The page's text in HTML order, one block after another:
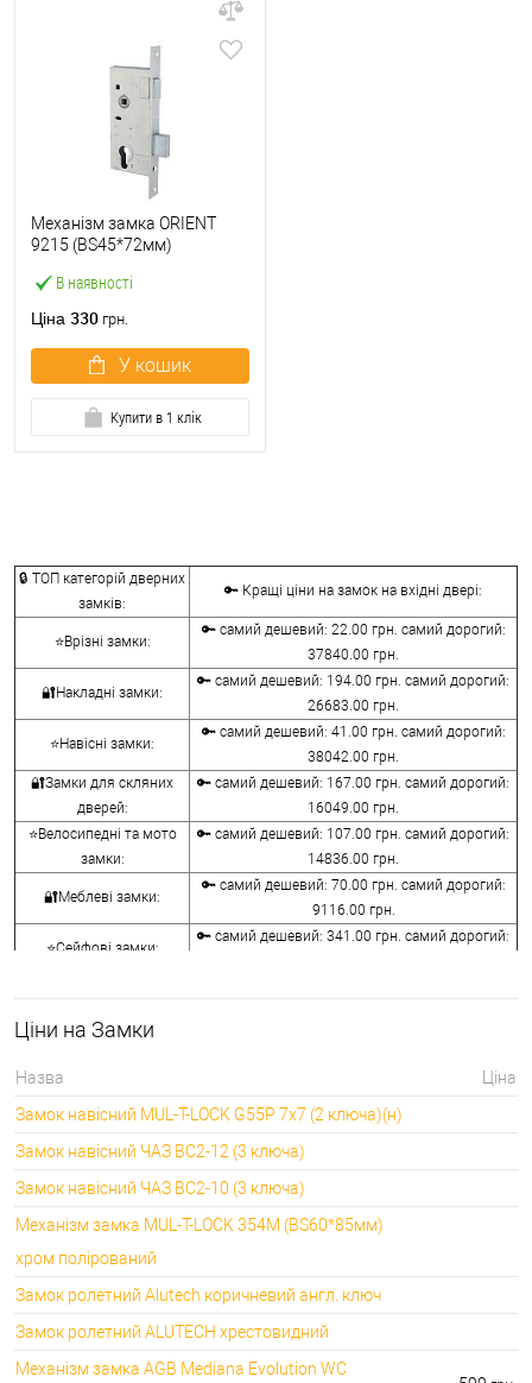
В наявності
Механізм замка ORIENT
9215 (BS45*72мм)
Ціна 330 грн.
У кошик
Купити в 1 клік
🔒 ТОП категорій дверних
замків:
🔑 Кращі ціни на замок на вхідні двері:
⭐Врізні замки:
🔑 самий дешевий: 22.00 грн. самий дорогий:
37840.00 грн.
🔐Накладні замки:
🔑 самий дешевий: 194.00 грн. самий дорогий:
26683.00 грн.
⭐Навісні замки:
🔑 самий дешевий: 41.00 грн. самий дорогий:
38042.00 грн.
🔐Замки для скляних
дверей:
🔑 самий дешевий: 167.00 грн. самий дорогий:
16049.00 грн.
⭐Велосипедні та мото
замки:
🔑 самий дешевий: 107.00 грн. самий дорогий:
14836.00 грн.
🔐Меблеві замки:
🔑 самий дешевий: 70.00 грн. самий дорогий:
9116.00 грн.
⭐Сейфові замки:
🔑 самий дешевий: 341.00 грн. самий дорогий:
🔐Кодові замки:
⭐Протипожежна
🔐Замки для ролетів:
🔑 самий дешевий: 600.00 грн. самий дорогий:
660.00 грн.
Ціни на Замки
Назва
Ціна
Замок навісний MUL-T-LOCK G55P 7x7 (2 ключа)(н)
Замок навісний ЧАЗ ВС2-12 (3 ключа)
Замок навісний ЧАЗ ВС2-10 (3 ключа)
Механізм замка MUL-T-LOCK 354M (BS60*85мм)
хром полірований
Замок ролетний Alutech коричневий англ. ключ
Замок ролетний ALUTECH хрестовидний
Механізм замка AGB Mediana Evolution WC